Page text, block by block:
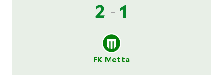
2 - 1
FK Metta